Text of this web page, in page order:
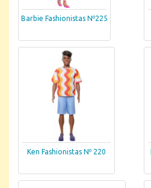
Barbie Fashionistas Nº225
Ken Fashionistas Nº 220